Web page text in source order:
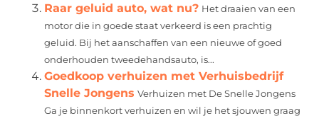
Raar geluid auto, wat nu? Het draaien van een
motor die in goede staat verkeerd is een prachtig
geluid. Bij het aanschaffen van een nieuwe of goed
onderhouden tweedehandsauto, is...
Goedkoop verhuizen met Verhuisbedrijf
Snelle Jongens Verhuizen met De Snelle Jongens
Ga je binnenkort verhuizen en wil je het sjouwen graag